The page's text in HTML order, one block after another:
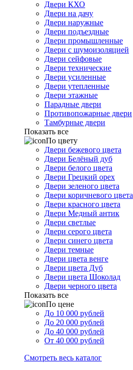
Двери КХО
Двери на дачу
Двери наружные
Двери подъездные
Двери промышленные
Двери с шумоизоляцией
Двери сейфовые
Двери технические
Двери усиленные
Двери утепленные
Двери этажные
Парадные двери
Противопожарные двери
Тамбурные двери
Показать все
По цвету
Двери бежевого цвета
Двери Белёный дуб
Двери белого цвета
Двери Грецкий орех
Двери зеленого цвета
Двери коричневого цвета
Двери красного цвета
Двери Медный антик
Двери светлые
Двери серого цвета
Двери синего цвета
Двери темные
Двери цвета венге
Двери цвета Дуб
Двери цвета Шоколад
Двери черного цвета
Показать все
По цене
До 10 000 рублей
До 20 000 рублей
До 40 000 рублей
От 40 000 рублей
Смотреть весь каталог